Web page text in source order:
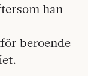
han
beroende